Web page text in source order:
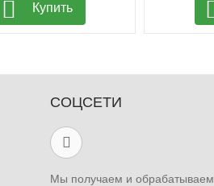
Купить
СОЦСЕТИ
Мы получаем и обрабатываем